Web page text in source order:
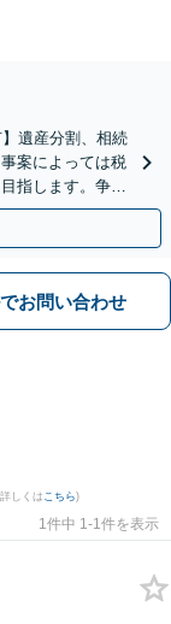
遺産分割、相続
案によっては税
指します。争い
お問い合わせ
しくはこちら)
1件中 1-1件を表示